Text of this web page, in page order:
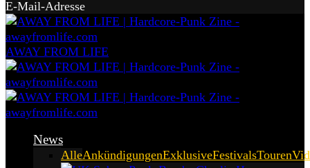
E-Mail-Adresse
AWAY FROM LIFE
News
AlleAnkündigungenExklusiveFestivalsTouren